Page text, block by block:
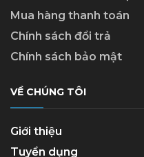
Mua hàng thanh toán
Chính sách đổi trả
Chính sách bảo mật
VỀ CHÚNG TÔI
Giới thiệu
Tuyển dụng